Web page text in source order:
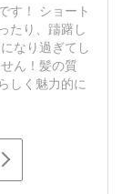
す！ ショート
たり、躊躇し
なり過ぎてし
ん！髪の質
しく魅力的に